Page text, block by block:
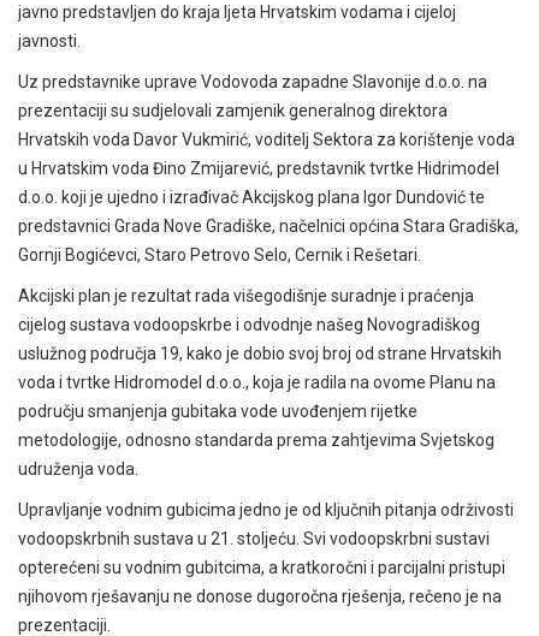
javno predstavljen do kraja ljeta Hrvatskim vodama i cijeloj
javnosti.
Uz predstavnike uprave Vodovoda zapadne Slavonije d.o.o. na
prezentaciji su sudjelovali zamjenik generalnog direktora
Hrvatskih voda Davor Vukmirić, voditelj Sektora za korištenje voda
u Hrvatskim voda Đino Zmijarević, predstavnik tvrtke Hidrimodel
d.o.o. koji je ujedno i izrađivač Akcijskog plana Igor Dundović te
predstavnici Grada Nove Gradiške, načelnici općina Stara Gradiška,
Gornji Bogićevci, Staro Petrovo Selo, Cernik i Rešetari.
Akcijski plan je rezultat rada višegodišnje suradnje i praćenja
cijelog sustava vodoopskrbe i odvodnje našeg Novogradiškog
uslužnog područja 19, kako je dobio svoj broj od strane Hrvatskih
voda i tvrtke Hidromodel d.o.o., koja je radila na ovome Planu na
području smanjenja gubitaka vode uvođenjem rijetke
metodologije, odnosno standarda prema zahtjevima Svjetskog
udruženja voda.
Upravljanje vodnim gubicima jedno je od ključnih pitanja održivosti
vodoopskrbnih sustava u 21. stoljeću. Svi vodoopskrbni sustavi
opterećeni su vodnim gubitcima, a kratkoročni i parcijalni pristupi
njihovom rješavanju ne donose dugoročna rješenja, rečeno je na
prezentaciji.